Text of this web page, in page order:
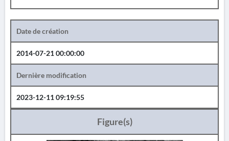
Date de création
2014-07-21 00:00:00
Dernière modification
2023-12-11 09:19:55
Figure(s)